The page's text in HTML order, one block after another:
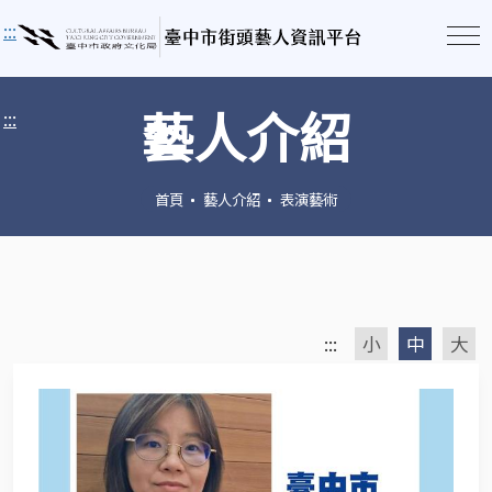
:::
::: 藝人介紹
首頁 藝人介紹 表演藝術
::: 小 中 大